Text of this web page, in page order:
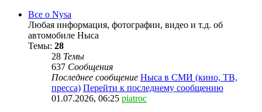
Все о Nysa
Любая информация, фотографии, видео и т.д. об
автомобиле Ныса
Темы: 28
28 Темы
637 Сообщения
Последнее сообщение Ныса в СМИ (кино, ТВ,
пресса) Перейти к последнему сообщению
01.07.2026, 06:25 piatroc